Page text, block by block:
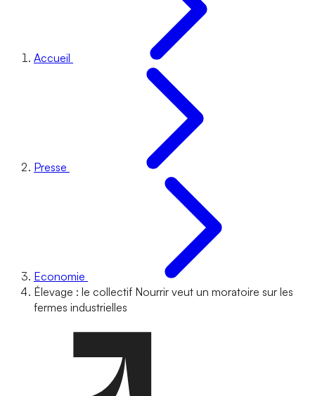
Accueil
Presse
Economie
Élevage : le collectif Nourrir veut un moratoire sur les
fermes industrielles